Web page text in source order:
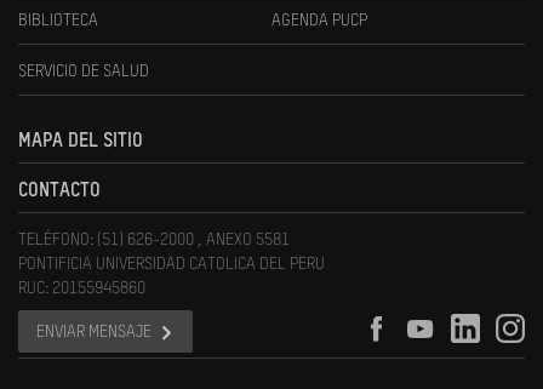
BIBLIOTECA AGENDA PUCP
SERVICIO DE SALUD
MAPA DEL SITIO
CONTACTO
TELÉFONO: (51) 626-2000 , ANEXO 5581
PONTIFICIA UNIVERSIDAD CATOLICA DEL PERU
RUC: 20155945860
ENVIAR MENSAJE